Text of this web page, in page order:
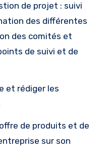
de projet : suivi
des différentes
des comités et
de suivi et de
et rédiger les
de produits et de
sur son